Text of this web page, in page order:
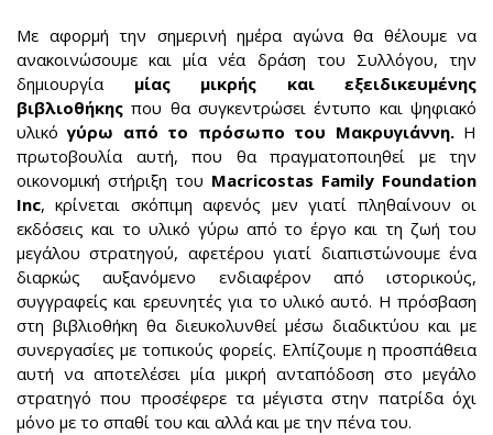
Με αφορμή την σημερινή ημέρα αγώνα θα θέλουμε να
ανακοινώσουμε και μία νέα δράση του Συλλόγου, την
δημιουργία μίας μικρής και εξειδικευμένης
βιβλιοθήκης που θα συγκεντρώσει έντυπο και ψηφιακό
υλικόγύρω από το πρόσωπο του Μακρυγιάννη.Η
πρωτοβουλία αυτή, που θα πραγματοποιηθεί με την
οικονομική στήριξη του Macricostas Family Foundation
Inc, κρίνεται σκόπιμη αφενός μεν γιατί πληθαίνουν οι
εκδόσεις και το υλικό γύρω από το έργο και τη ζωή του
μεγάλου στρατηγού, αφετέρου γιατί διαπιστώνουμε ένα
διαρκώς αυξανόμενο ενδιαφέρον από ιστορικούς,
συγγραφείς και ερευνητές για το υλικό αυτό. Η πρόσβαση
στη βιβλιοθήκη θα διευκολυνθεί μέσω διαδικτύου και με
συνεργασίες με τοπικούς φορείς. Ελπίζουμε η προσπάθεια
αυτή να αποτελέσει μία μικρή ανταπόδοση στο μεγάλο
στρατηγό που προσέφερε τα μέγιστα στην πατρίδα όχι
μόνο με το σπαθί του και αλλά και με την πένα του.